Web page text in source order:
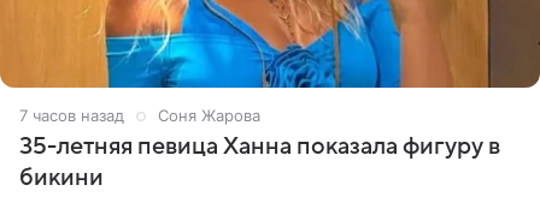
7 часов назад Соня Жарова
35-летняя певица Ханна показала фигуру в
бикини